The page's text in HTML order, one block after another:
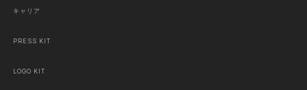
キャリア
PRESS KIT
LOGO KIT